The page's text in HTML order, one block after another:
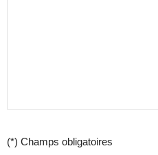
(*) Champs obligatoires